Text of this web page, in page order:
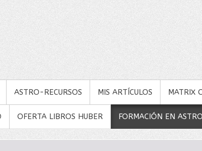
ASTRO-RECURSOS MIS ARTÍCULOS MATRIX
OFERTA LIBROS HUBER FORMACIÓN EN